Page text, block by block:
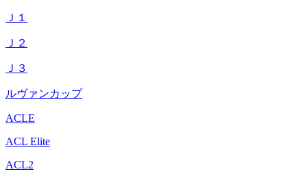
Ｊ１
Ｊ２
Ｊ３
ルヴァンカップ
ACLE
ACL Elite
ACL2